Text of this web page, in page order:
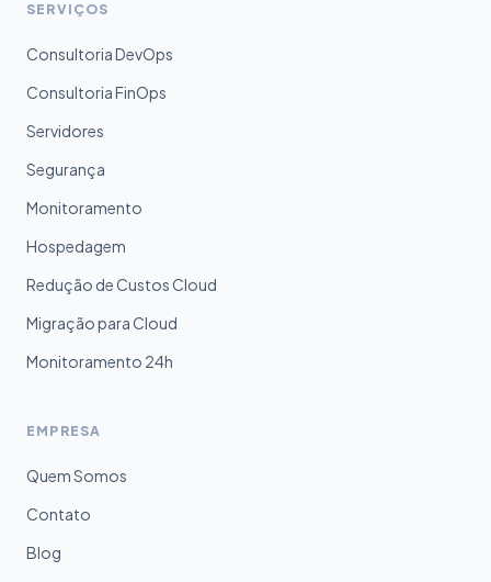
SERVIÇOS
Consultoria DevOps
Consultoria FinOps
Servidores
Segurança
Monitoramento
Hospedagem
Redução de Custos Cloud
Migração para Cloud
Monitoramento 24h
EMPRESA
Quem Somos
Contato
Blog